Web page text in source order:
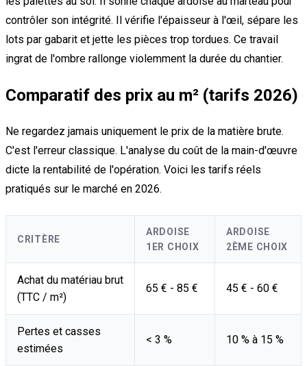
contrôler son intégrité. Il vérifie l'épaisseur à l'œil, sépare les
lots par gabarit et jette les pièces trop tordues. Ce travail
ingrat de l'ombre rallonge violemment la durée du chantier.
Comparatif des prix au m² (tarifs 2026)
Ne regardez jamais uniquement le prix de la matière brute.
C'est l'erreur classique. L'analyse du coût de la main-d'œuvre
dicte la rentabilité de l'opération. Voici les tarifs réels
pratiqués sur le marché en 2026.
CRITÈRE
ARDOISE
1ER CHOIX
ARDOISE
2ÈME CHOIX
Achat du matériau brut
(TTC / m²)
65 € - 85 € 45 € - 60 €
Pertes et casses
estimées
< 3 % 10 % à 15 %